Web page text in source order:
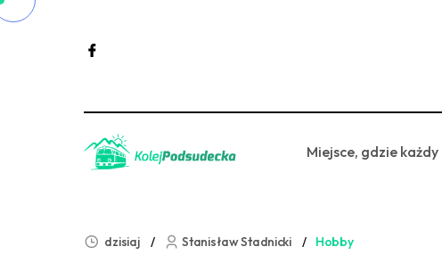
Miejsce, gdzie
dzisiaj Stanisław Stadnicki Hobby